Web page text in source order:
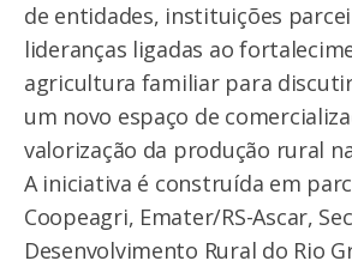
de entidades, instituições
lideranças ligadas ao
agricultura familiar para
um novo espaço de
valorização da produção rural
A iniciativa é construída em
Coopeagri, Emater/RS-Ascar,
Desenvolvimento Rural do Rio